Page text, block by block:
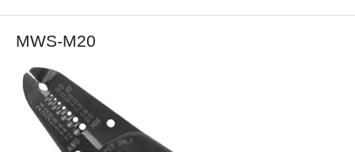
MWS-M20